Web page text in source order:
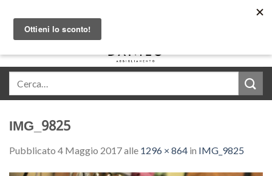
content
IMG_9825
Pubblicato 4 Maggio 2017alle 1296 × 864 in IMG_9825